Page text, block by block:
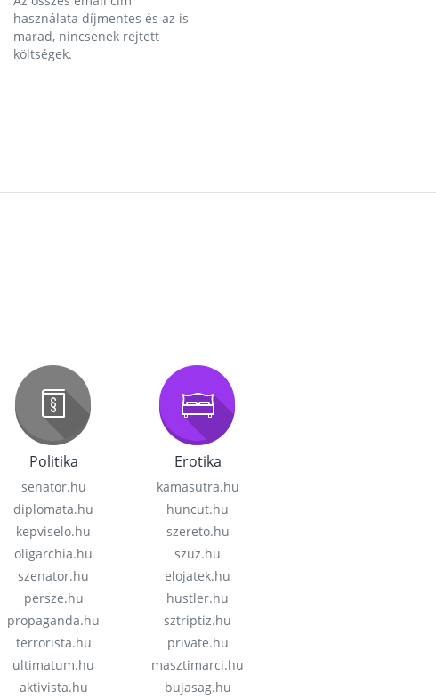
használata díjmentes és az is
marad, nincsenek rejtett
költségek.
Politika
senator.hu
diplomata.hu
kepviselo.hu
oligarchia.hu
szenator.hu
persze.hu
propaganda.hu
terrorista.hu
ultimatum.hu
aktivista.hu
Erotika
kamasutra.hu
huncut.hu
szereto.hu
szuz.hu
elojatek.hu
hustler.hu
sztriptiz.hu
private.hu
masztimarci.hu
bujasag.hu